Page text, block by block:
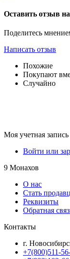
Оставить отзыв
Поделитесь
Написать отзыв
Похожие
Покупают
Случайно
Моя учетная запись
Войти или
9 Монахов
О нас
Стать
Реквизиты
Обратная
Контакты
г.
+7(800)511-